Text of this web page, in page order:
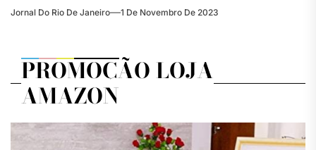
Jornal Do Rio De Janeiro 1 De Novembro De 2023
PROMOÇÃO LOJA
AMAZON